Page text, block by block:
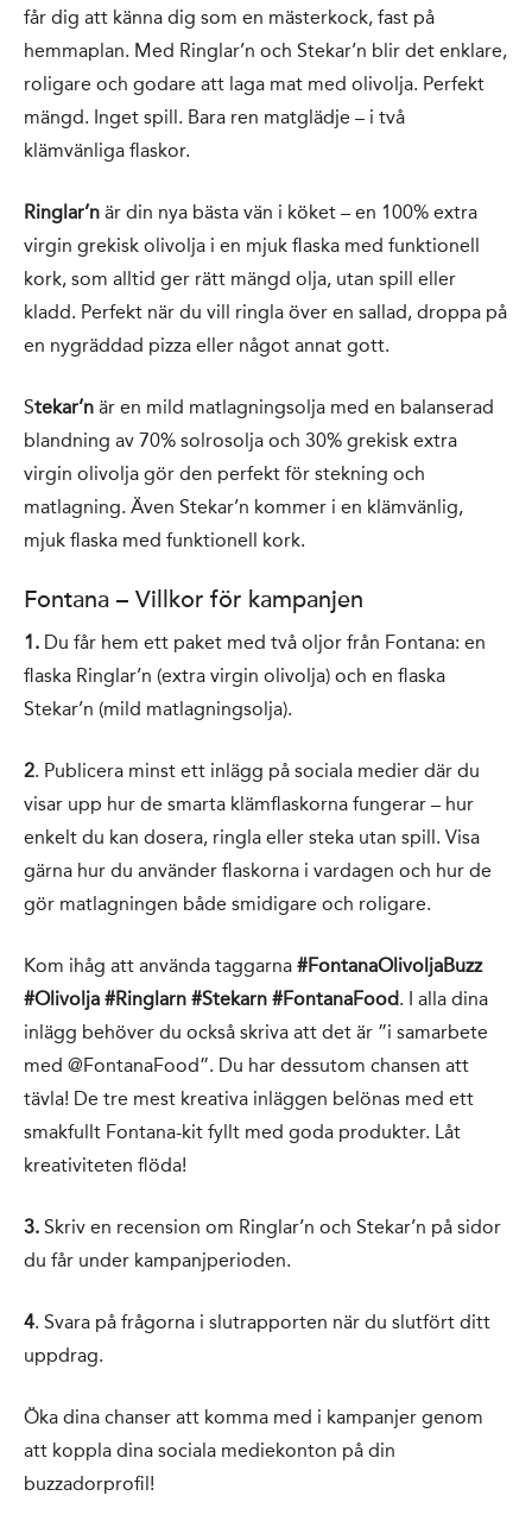
får dig att känna dig som en mästerkock, fast på
hemmaplan. Med Ringlar’n och Stekar’n blir det enklare,
roligare och godare att laga mat med olivolja. Perfekt
mängd. Inget spill. Bara ren matglädje – i två
klämvänliga flaskor.
Ringlar’n är din nya bästa vän i köket – en 100% extra
virgin grekisk olivolja i en mjuk flaska med funktionell
kork, som alltid ger rätt mängd olja, utan spill eller
kladd. Perfekt när du vill ringla över en sallad, droppa på
en nygräddad pizza eller något annat gott.
Stekar’n är en mild matlagningsolja med en balanserad
blandning av 70% solrosolja och 30% grekisk extra
virgin olivolja gör den perfekt för stekning och
matlagning. Även Stekar’n kommer i en klämvänlig,
mjuk flaska med funktionell kork.
Fontana – Villkor för kampanjen
1. Du får hem ett paket med två oljor från Fontana: en
flaska Ringlar’n (extra virgin olivolja) och en flaska
Stekar’n (mild matlagningsolja).
2. Publicera minst ett inlägg på sociala medier där du
visar upp hur de smarta klämflaskorna fungerar – hur
enkelt du kan dosera, ringla eller steka utan spill. Visa
gärna hur du använder flaskorna i vardagen och hur de
gör matlagningen både smidigare och roligare.
Kom ihåg att använda taggarna #FontanaOlivoljaBuzz
#Olivolja #Ringlarn #Stekarn #FontanaFood. I alla dina
inlägg behöver du också skriva att det är ”i samarbete
med @FontanaFood”. Du har dessutom chansen att
tävla! De tre mest kreativa inläggen belönas med ett
smakfullt Fontana-kit fyllt med goda produkter. Låt
kreativiteten flöda!
3. Skriv en recension om Ringlar’n och Stekar’n på sidor
du får under kampanjperioden.
4. Svara på frågorna i slutrapporten när du slutfört ditt
uppdrag.
Öka dina chanser att komma med i kampanjer genom
att koppla dina sociala mediekonton på din
buzzadorprofil!